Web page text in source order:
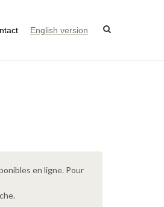
English version
en ligne. Pour